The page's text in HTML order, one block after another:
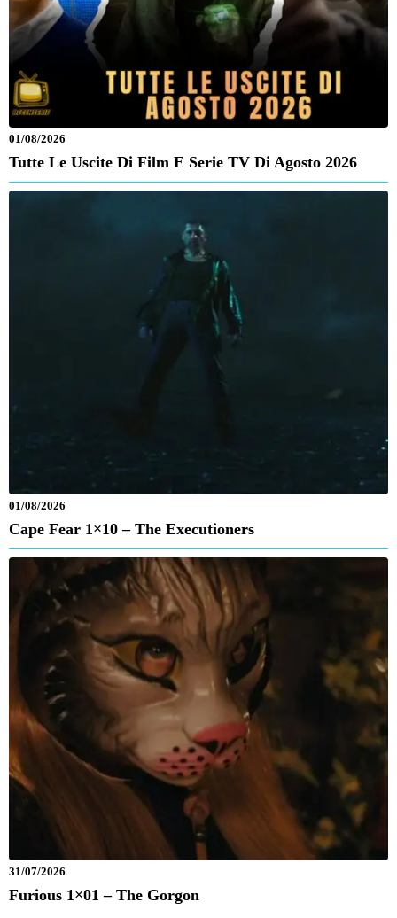
01/08/2026
Tutte Le Uscite Di Film E Serie TV Di Agosto 2026
01/08/2026
Cape Fear 1×10 – The Executioners
31/07/2026
Furious 1×01 – The Gorgon